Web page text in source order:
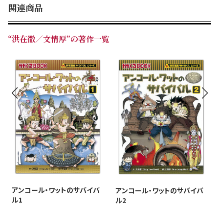
関連商品
“洪在徹／文情厚”の著作一覧
アンコール・ワットのサバイバ
ル1
アンコール・ワットのサバイバ
ル2